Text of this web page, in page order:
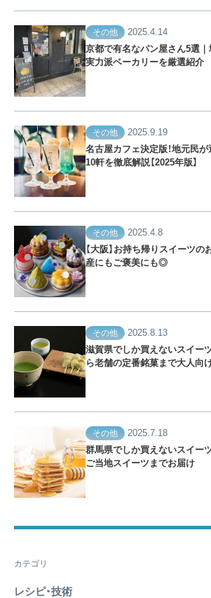
その他
2025.4.14
京都で有名なパン屋さん5選
実力派ベーカリーを厳選紹介
その他
2025.9.19
名古屋カフェ決定版！地元民
10軒を徹底解説【2025年版】
その他
2025.4.8
【大阪】お持ち帰りスイーツ
産にもご褒美にも◎
その他
2025.8.13
滋賀県でしか買えないスイー
ら老舗の定番銘菓まで大人向
その他
2025.7.18
群馬県でしか買えないスイー
ご当地スイーツまでお届け
カテゴリ
レシピ・技術